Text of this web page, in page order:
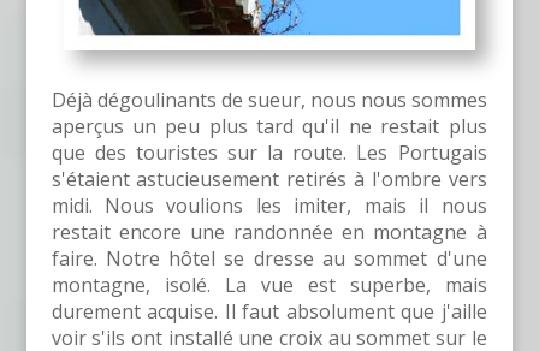
Déjà dégoulinants de sueur, nous nous sommes
aperçus un peu plus tard qu'il ne restait plus
que des touristes sur la route. Les Portugais
s'étaient astucieusement retirés à l'ombre vers
midi. Nous voulions les imiter, mais il nous
restait encore une randonnée en montagne à
faire. Notre hôtel se dresse au sommet d'une
montagne, isolé. La vue est superbe, mais
durement acquise. Il faut absolument que j'aille
voir s'ils ont installé une croix au sommet sur le